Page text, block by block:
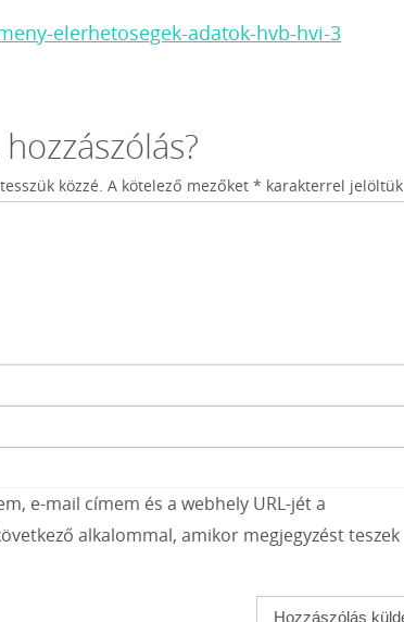
elerhetosegek-adatok-hvb-hvi-3
közzé. A kötelező mezőket * karakterrel jelöltük
e-mail címem és a webhely URL-jét a
alkalommal, amikor megjegyzést teszek